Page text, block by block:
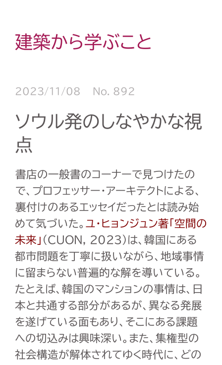
建築から学ぶこと
2023/11/08 No. 892
ソウル発のしなやかな視
点
書店の一般書のコーナーで見つけたの
で、プロフェッサー・アーキテクトによる、
裏付けのあるエッセイだったとは読み始
めて気づいた。 ユ・ヒョンジュン著「空間の
未来」 （CUON, 2023）は、韓国にある
都市問題を丁寧に扱いながら、地域事情
に留まらない普遍的な解を導いている。
たとえば、韓国のマンションの事情は、日
本と共通する部分があるが、異なる発展
を遂げている面もあり、そこにある課題
への切込みは興味深い。また、集権型の
社会構造が解体されてゆく時代に、どの